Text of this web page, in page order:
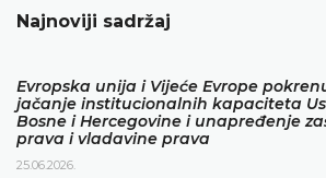
Najnoviji sadržaj
Evropska unija i Vijeće Evrope
jačanje institucionalnih kapaciteta
Bosne i Hercegovine i unapređenje
prava i vladavine prava
25.06.2026.